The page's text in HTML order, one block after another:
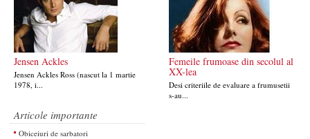
Jensen Ackles
Jensen Ackles Ross (nascut la 1 martie
1978, i...
Femeile frumoase din secolul al
XX-lea
Desi criteriile de evaluare a frumusetii
s-au...
Articole importante
Obiceiuri de sarbatori